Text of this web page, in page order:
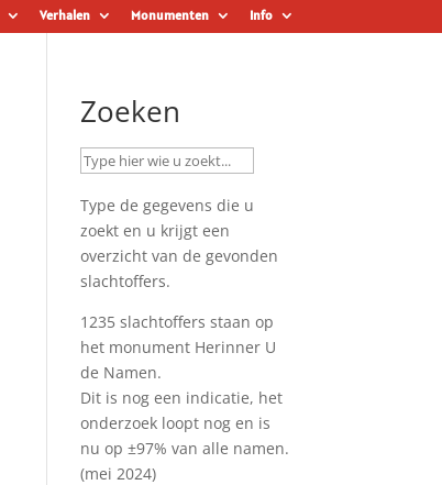
Verhalen Monumenten Info
Zoeken
Type de gegevens die u
zoekt en u krijgt een
overzicht van de gevonden
slachtoffers.
1235 slachtoffers staan op
het monument Herinner U
de Namen.
Dit is nog een indicatie, het
onderzoek loopt nog en is
nu op ±97% van alle namen.
(mei 2024)